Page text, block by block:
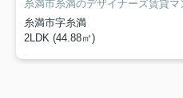
糸満市字糸満
2LDK (44.88㎡)